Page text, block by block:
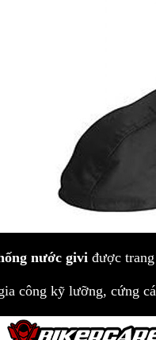
nước givi được
công kỹ lưỡng, cứng